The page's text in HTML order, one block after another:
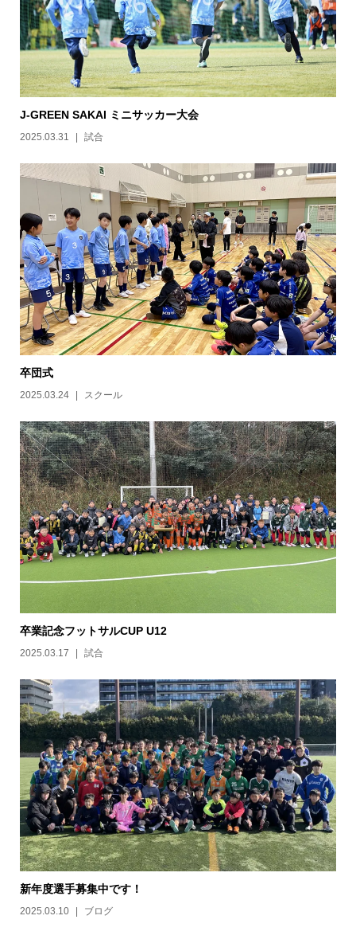
J-GREEN SAKAI ミニサッカー大会
2025.03.31 試合
卒団式
2025.03.24 スクール
卒業記念フットサルCUP U12
2025.03.17 試合
新年度選手募集中です！
2025.03.10 ブログ